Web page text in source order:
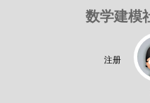
数学建模
注册